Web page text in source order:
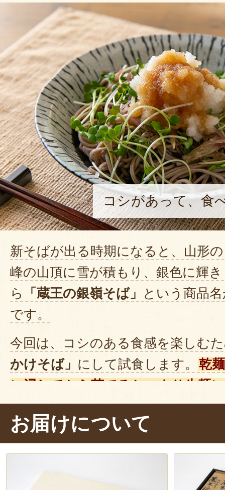
コシがあって、食
新そばが出る時期になると、山形
峰の山頂に雪が積もり、銀色に輝
ら
「蔵王の銀嶺そば」
という商品
です。
今回は、コシのある食感を楽しむ
かけそば」 にして試食します。 乾
に浸してから茹でると、より生麺
うです。この場合は、通常の茹で
も1〜2分短く 茹でてください。茹
黒いそばに白い大根おろしが映え
お届けについて